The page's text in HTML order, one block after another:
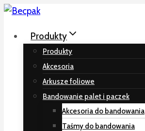
Skip
contentProdukty
Produkty
Akcesoria
Arkusze foliowe
Bandowanie palet i paczek
Akcesoria do bandowania
Taśmy do bandowania